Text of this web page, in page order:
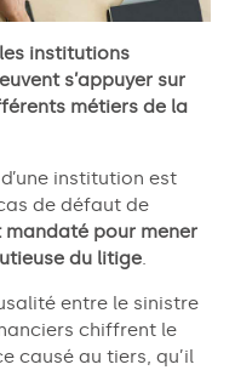
les institutions
s’appuyer sur
métiers de la
institution est
de défaut de
pour mener
du litige
entre le sinistre
chiffrent le
causé au tiers, qu’il